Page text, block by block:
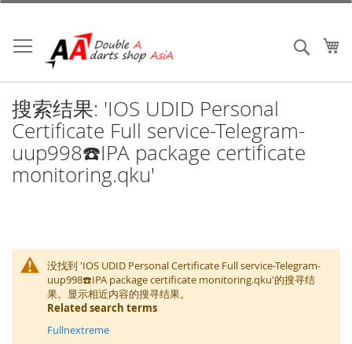
跳
内
容
搜索
搜索结果: 'IOS UDID Personal
Certificate Full service-Telegram-
uup998☎️IPA package certificate
monitoring.qku'
没找到 'IOS UDID Personal Certificate Full service-Telegram-
uup998☎️IPA package certificate monitoring.qku'的搜寻结
果。显示相近内容的搜寻结果。
Related search terms
Fullnextreme